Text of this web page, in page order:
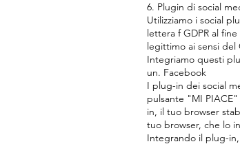
6. Plugin di social
Utilizziamo i social
lettera f GDPR al
legittimo ai sensi del
Integriamo questi
un. Facebook
I plug-in dei social
pulsante "MI
in, il tuo browser
tuo browser, che lo
Integrando il plug-